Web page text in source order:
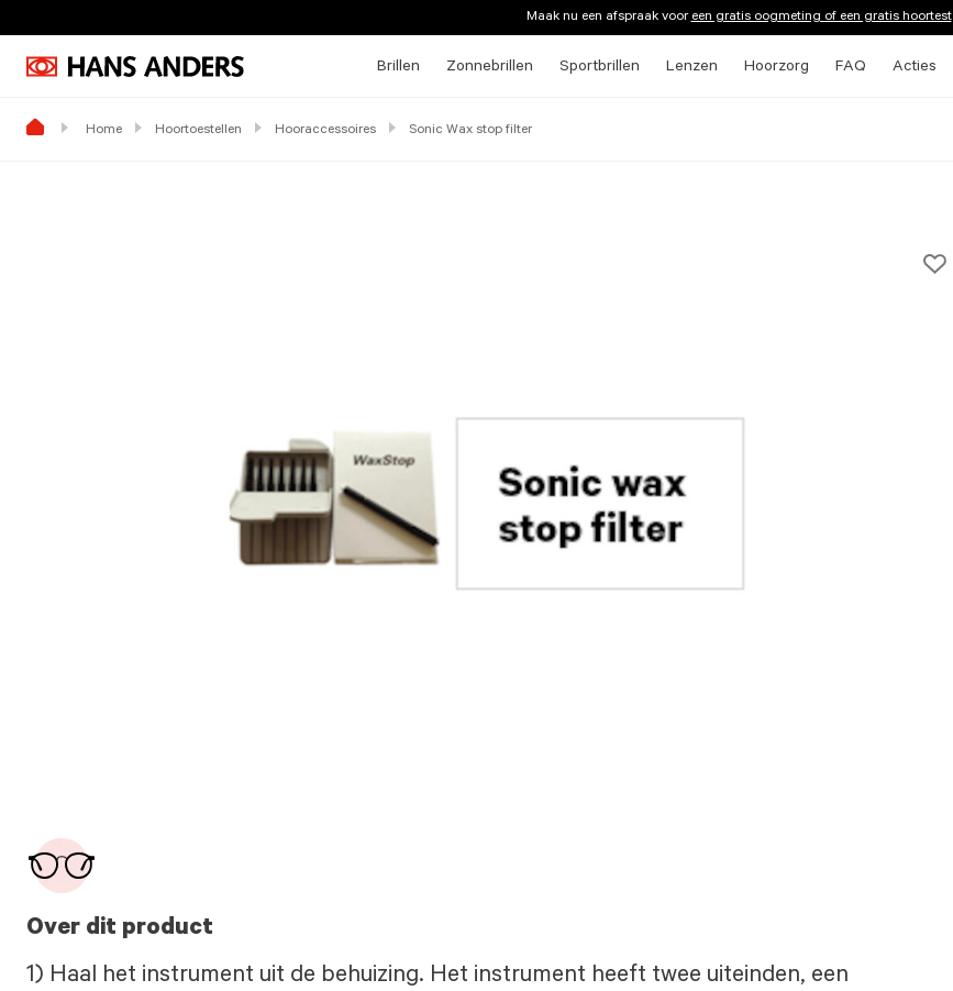
Maak nu een afspraak vooreen gratis oogmeting of een gratis hoortest
Brillen Zonnebrillen Sportbrillen Lenzen Hoorzorg FAQ Acties
Home Hoortoestellen Hooraccessoires Sonic Wax stop filter
Over dit product
1) Haal het instrument uit de behuizing. Het instrument heeft twee uiteinden, een